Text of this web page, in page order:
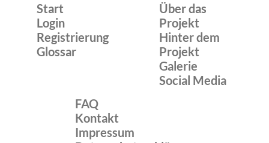
Start
Login
Registrierung
Glossar
Über das
Projekt
Hinter dem
Projekt
Galerie
Social Media
FAQ
Kontakt
Impressum